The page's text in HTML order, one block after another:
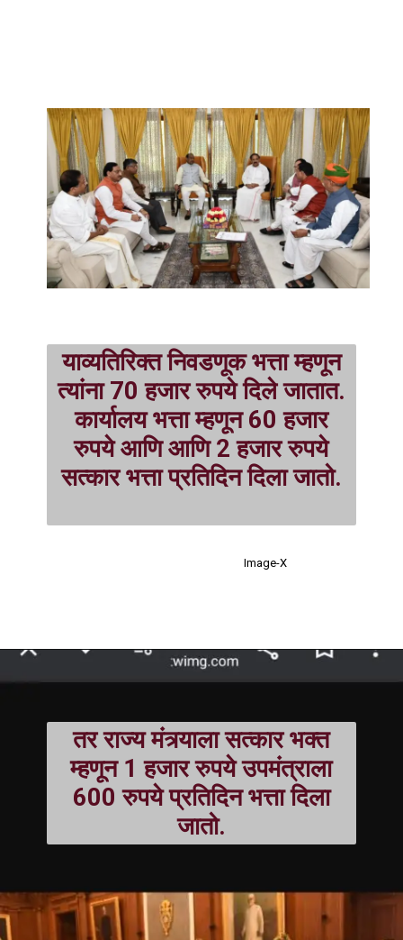
याव्यतिरिक्त निवडणूक भत्ता म्हणून
त्यांना 70 हजार रुपये दिले जातात.
कार्यालय भत्ता म्हणून 60 हजार
रुपये आणि आणि 2 हजार रुपये
सत्कार भत्ता प्रतिदिन दिला जातो.
Image-X
तर राज्य मंत्र्याला सत्कार भक्त
म्हणून 1 हजार रुपये उपमंत्राला
600 रुपये प्रतिदिन भत्ता दिला
जातो.